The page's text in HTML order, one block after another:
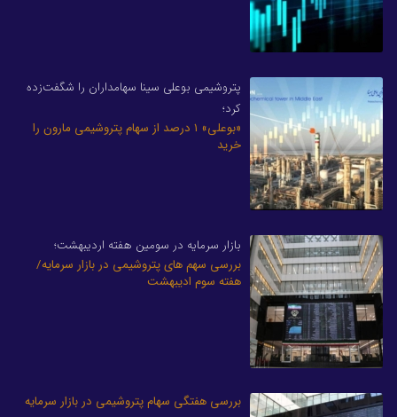
پتروشیمی بوعلی سینا سهامداران را شگفت‌زده
کرد؛
«بوعلی» ۱ درصد از سهام پتروشیمی مارون را
خرید
بازار سرمایه در سومین هفته اردیبهشت؛
بررسی سهم های پتروشیمی در بازار سرمایه/
هفته سوم ادیبهشت
بررسی هفتگی سهام پتروشیمی در بازار سرمایه